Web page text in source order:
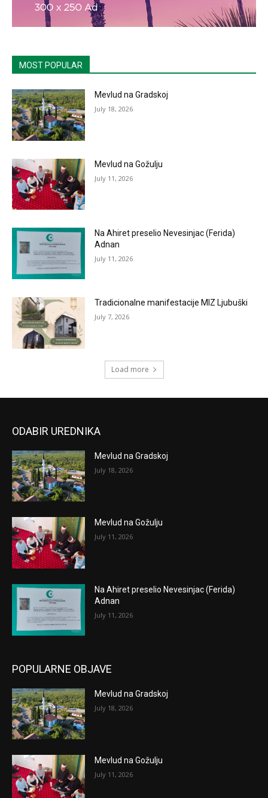
MOST POPULAR
Mevlud na Gradskoj
July 18, 2026
Mevlud na Gožulju
July 11, 2026
Na Ahiret preselio Nevesinjac (Ferida)
Adnan
July 11, 2026
Tradicionalne manifestacije MIZ Ljubuški
July 7, 2026
Load more
ODABIR UREDNIKA
Mevlud na Gradskoj
July 18, 2026
Mevlud na Gožulju
July 11, 2026
Na Ahiret preselio Nevesinjac (Ferida)
Adnan
July 11, 2026
POPULARNE OBJAVE
Mevlud na Gradskoj
July 18, 2026
Mevlud na Gožulju
July 11, 2026